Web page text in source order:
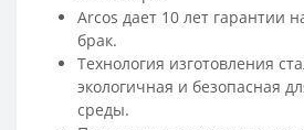
Arcos дает 10 лет гарантии
брак.
Технология изготовления
экологичная и безопасная
среды.